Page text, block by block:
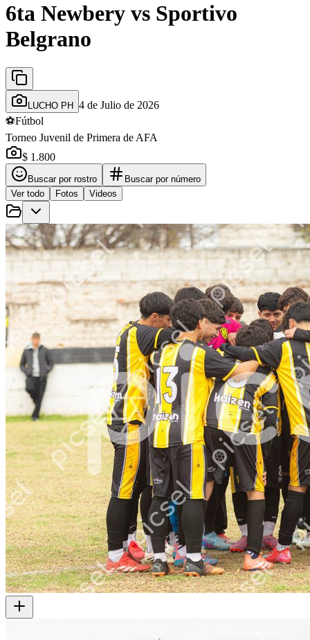
6ta Newbery vs Sportivo
Belgrano
LUCHO PH 4 de Julio de 2026
⚽Fútbol
Torneo Juvenil de Primera de AFA
$ 1.800
Buscar por rostro
Buscar por número
Ver todo
Fotos Videos